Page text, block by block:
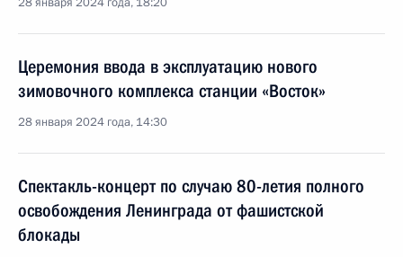
Церемония ввода в эксплуатацию нового
зимовочного комплекса станции «Восток»
28 января 2024 года, 14:30
Спектакль-концерт по случаю 80-летия полного
освобождения Ленинграда от фашистской
блокады